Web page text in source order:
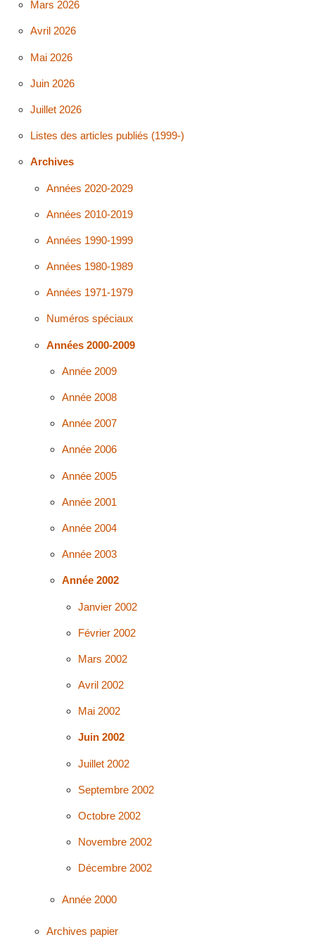
Mars 2026
Avril 2026
Mai 2026
Juin 2026
Juillet 2026
Listes des articles publiés (1999-)
Archives
Années 2020-2029
Années 2010-2019
Années 1990-1999
Années 1980-1989
Années 1971-1979
Numéros spéciaux
Années 2000-2009
Année 2009
Année 2008
Année 2007
Année 2006
Année 2005
Année 2001
Année 2004
Année 2003
Année 2002
Janvier 2002
Février 2002
Mars 2002
Avril 2002
Mai 2002
Juin 2002
Juillet 2002
Septembre 2002
Octobre 2002
Novembre 2002
Décembre 2002
Année 2000
Archives papier